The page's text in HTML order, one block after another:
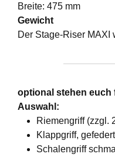
Breite: 475 mm
Gewicht
Der Stage-Riser MAXI
optional stehen euch
Auswahl:
Riemengriff (zzgl.
Klappgriff,
Schalengriff